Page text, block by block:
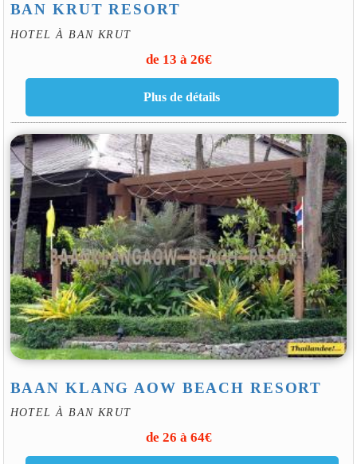
BAN KRUT RESORT
HOTEL À BAN KRUT
de 13 à 26€
BAAN KLANG AOW BEACH RESORT
HOTEL À BAN KRUT
de 26 à 64€